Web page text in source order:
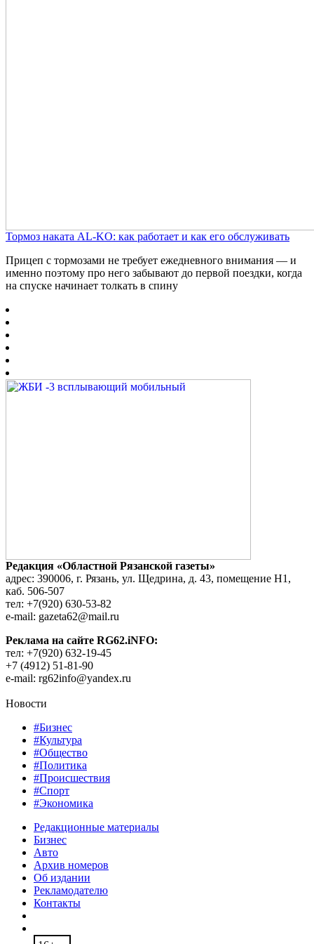
Тормоз наката AL-KO: как работает и как его обслуживать
Прицеп с тормозами не требует ежедневного внимания — и
именно поэтому про него забывают до первой поездки, когда
на спуске начинает толкать в спину
Редакция «Областной Рязанской газеты»
адрес: 390006, г. Рязань, ул. Щедрина, д. 43, помещение Н1,
каб. 506-507
тел: +7(920) 630-53-82
e-mail: gazeta62@mail.ru
Реклама на сайте RG62.iNFO:
тел: +7(920) 632-19-45
+7 (4912) 51-81-90
e-mail: rg62info@yandex.ru
Новости
#Бизнес
#Культура
#Общество
#Политика
#Происшествия
#Спорт
#Экономика
Редакционные материалы
Бизнес
Авто
Архив номеров
Об издании
Рекламодателю
Контакты